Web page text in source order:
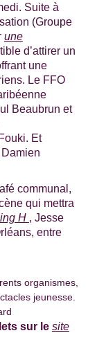
Suite à
(Groupe
une
d’attirer un
une
Le FFO
Beaubrun et
Et
communal,
qui mettra
H , Jesse
entre
organismes,
jeunesse.
sur le site